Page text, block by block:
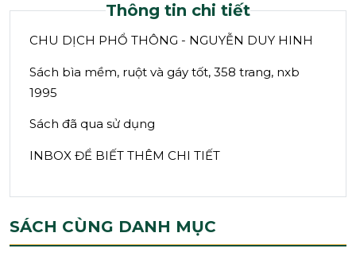
Thông tin chi tiết
CHU DỊCH PHỔ THÔNG - NGUYỄN DUY HINH
Sách bìa mềm, ruột và gáy tốt, 358 trang, nxb
1995
Sách đã qua sử dụng
INBOX ĐỂ BIẾT THÊM CHI TIẾT
SÁCH CÙNG DANH MỤC